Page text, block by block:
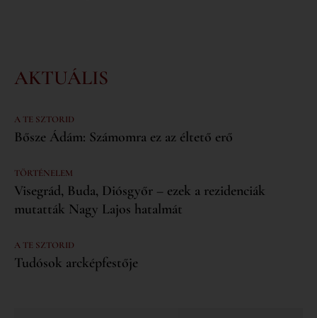
AKTUÁLIS
A TE SZTORID
Bősze Ádám: Számomra ez az éltető erő
TÖRTÉNELEM
Visegrád, Buda, Diósgyőr – ezek a rezidenciák
mutatták Nagy Lajos hatalmát
A TE SZTORID
Tudósok arcképfestője